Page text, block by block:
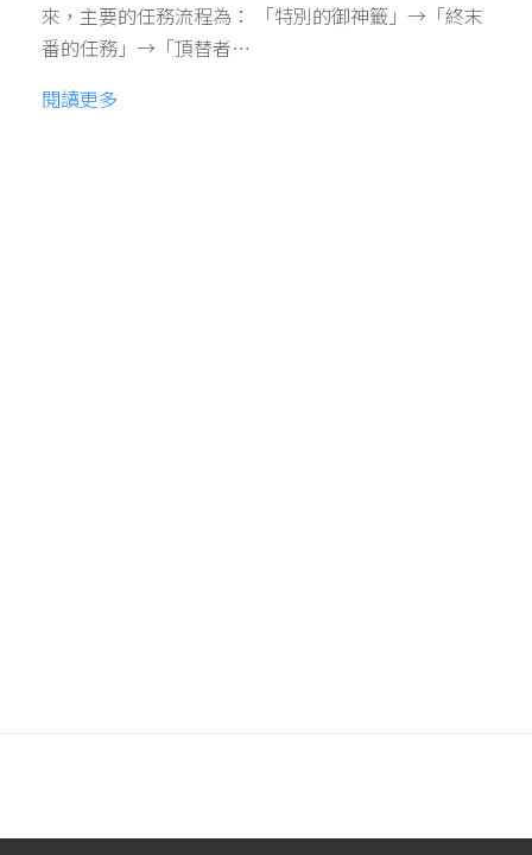
來，主要的任務流程為： 「特別的御神籤」→「終末
番的任務」→「頂替者…
閱讀更多